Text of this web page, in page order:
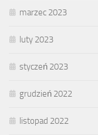
marzec 2023
luty 2023
styczeń 2023
grudzień 2022
listopad 2022